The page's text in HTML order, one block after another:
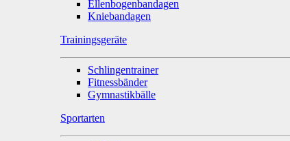
Ellenbogenbandagen
Kniebandagen
Trainingsgeräte
Schlingentrainer
Fitnessbänder
Gymnastikbälle
Sportarten